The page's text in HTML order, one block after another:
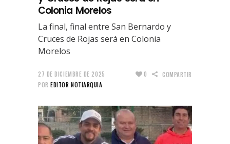
Colonia Morelos
La final, final entre San Bernardo y
Cruces de Rojas será en Colonia
Morelos
27 DE DICIEMBRE DE 2025
POR EDITOR NOTIARQUIA
0 COMPARTIR